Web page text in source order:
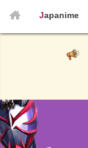
Japanime